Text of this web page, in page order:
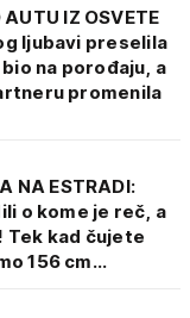
IZ OSVETE
ljubavi preselila
na porođaju, a
promenila
NA ESTRADI:
o kome je reč, a
Tek kad čujete
156 cm...